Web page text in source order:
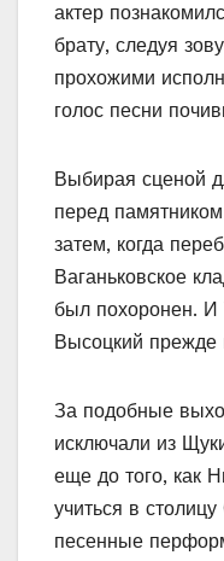
актер
брату, следуя
прохожими
голос песни
Выбирая сценой
перед
затем, когда
Ваганьковское
был похоронен. И
Высоцкий прежде
За подобные
исключали из
еще до того, как
учиться в
песенные